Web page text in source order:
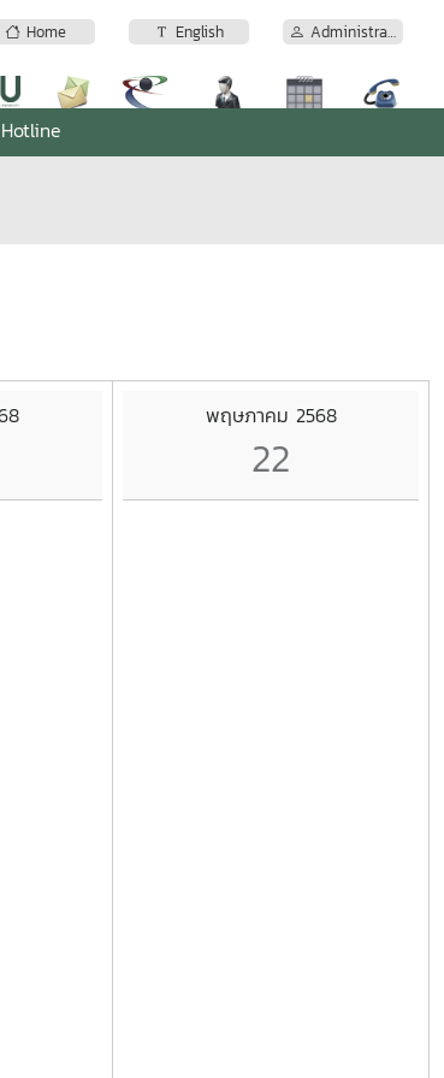
Home English Administrator
Hotline
พฤษภาคม 2568
22